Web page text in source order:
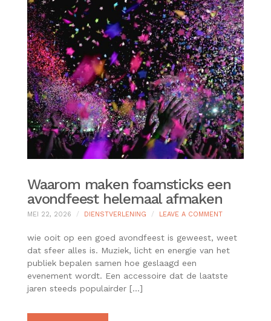
Waarom maken foamsticks een
avondfeest helemaal afmaken
MEI 22, 2026 DIENSTVERLENING LEAVE A COMMENTON
MAKEN
EEN
HELEMAAL
wie ooit op een goed avondfeest is geweest, weet
dat sfeer alles is. Muziek, licht en energie van het
publiek bepalen samen hoe geslaagd een
evenement wordt. Een accessoire dat de laatste
jaren steeds populairder […]